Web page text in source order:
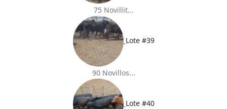
75 Novillit...
Lote #39
90 Novillos...
Lote #40